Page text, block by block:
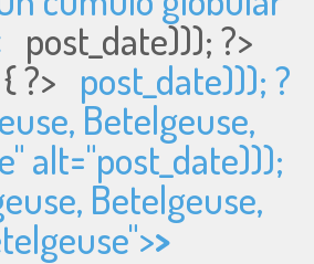
post_date))); ?>
?> post_date))); ?
Betelgeuse,
alt="post_date)));
Betelgeuse,
>